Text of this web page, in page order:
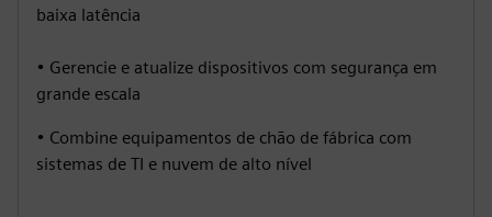
baixa latência
• Gerencie e atualize dispositivos com segurança em
grande escala
• Combine equipamentos de chão de fábrica com
sistemas de TI e nuvem de alto nível